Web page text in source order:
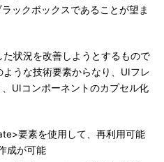
ックボックスであることが望ま
状況を改善しようとするもので
うな技術要素からなり、UIフレ
UIコンポーネントのカプセル化
要素を使用して、再利用可能
成が可能